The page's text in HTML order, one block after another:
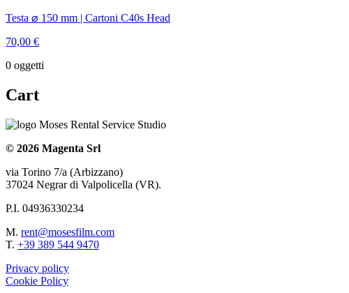
Testa ⌀ 150 mm | Cartoni C40s Head
70,00 €
0 oggetti
Cart
© 2026 Magenta Srl
via Torino 7/a (Arbizzano)
37024 Negrar di Valpolicella (VR).
P.I. 04936330234
M. rent@mosesfilm.com
T. +39 389 544 9470
Privacy policy
Cookie Policy